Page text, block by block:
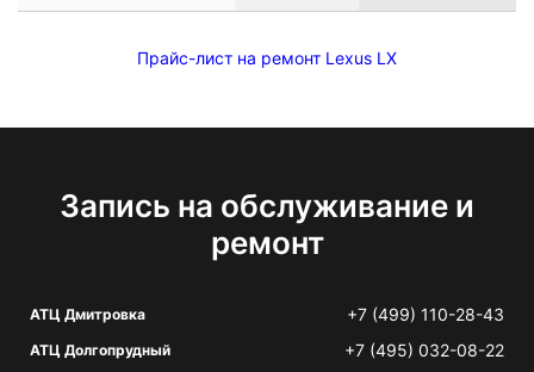
Прайс-лист на ремонт Lexus LX
Запись на обслуживание и
ремонт
АТЦ Дмитровка +7 (499) 110-28-43
АТЦ Долгопрудный +7 (495) 032-08-22